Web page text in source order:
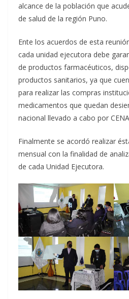
alcance de la población que
de salud de la región Puno.
Ente los acuerdos de esta
cada unidad ejecutora debe
de productos farmacéuticos,
productos sanitarios, ya que
para realizar las compras
medicamentos que quedan
nacional llevado a cabo por
Finalmente se acordó realizar
mensual con la finalidad de
de cada Unidad Ejecutora.